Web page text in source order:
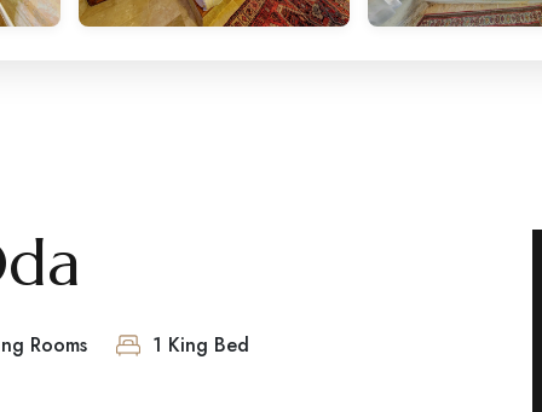
Rooms 1 King Bed